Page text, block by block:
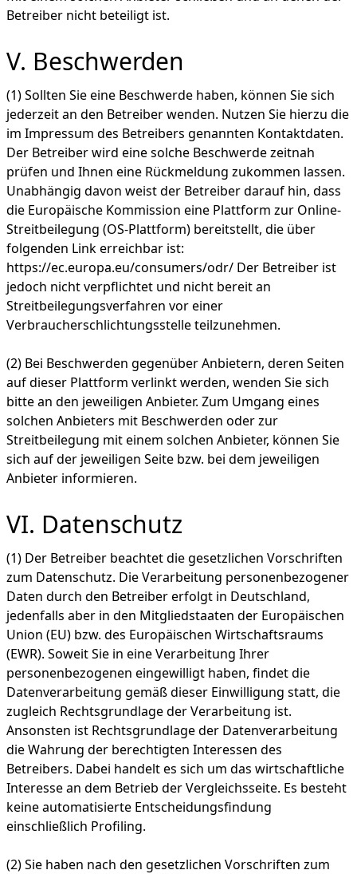
Betreiber nicht beteiligt ist.
V. Beschwerden
(1) Sollten Sie eine Beschwerde haben, können Sie sich
jederzeit an den Betreiber wenden. Nutzen Sie hierzu die
im Impressum des Betreibers genannten Kontaktdaten.
Der Betreiber wird eine solche Beschwerde zeitnah
prüfen und Ihnen eine Rückmeldung zukommen lassen.
Unabhängig davon weist der Betreiber darauf hin, dass
die Europäische Kommission eine Plattform zur Online-
Streitbeilegung (OS-Plattform) bereitstellt, die über
folgenden Link erreichbar ist:
https://ec.europa.eu/consumers/odr/ Der Betreiber ist
jedoch nicht verpflichtet und nicht bereit an
Streitbeilegungsverfahren vor einer
Verbraucherschlichtungsstelle teilzunehmen.
(2) Bei Beschwerden gegenüber Anbietern, deren Seiten
auf dieser Plattform verlinkt werden, wenden Sie sich
bitte an den jeweiligen Anbieter. Zum Umgang eines
solchen Anbieters mit Beschwerden oder zur
Streitbeilegung mit einem solchen Anbieter, können Sie
sich auf der jeweiligen Seite bzw. bei dem jeweiligen
Anbieter informieren.
VI. Datenschutz
(1) Der Betreiber beachtet die gesetzlichen Vorschriften
zum Datenschutz. Die Verarbeitung personenbezogener
Daten durch den Betreiber erfolgt in Deutschland,
jedenfalls aber in den Mitgliedstaaten der Europäischen
Union (EU) bzw. des Europäischen Wirtschaftsraums
(EWR). Soweit Sie in eine Verarbeitung Ihrer
personenbezogenen eingewilligt haben, findet die
Datenverarbeitung gemäß dieser Einwilligung statt, die
zugleich Rechtsgrundlage der Verarbeitung ist.
Ansonsten ist Rechtsgrundlage der Datenverarbeitung
die Wahrung der berechtigten Interessen des
Betreibers. Dabei handelt es sich um das wirtschaftliche
Interesse an dem Betrieb der Vergleichsseite. Es besteht
keine automatisierte Entscheidungsfindung
einschließlich Profiling.
(2) Sie haben nach den gesetzlichen Vorschriften zum